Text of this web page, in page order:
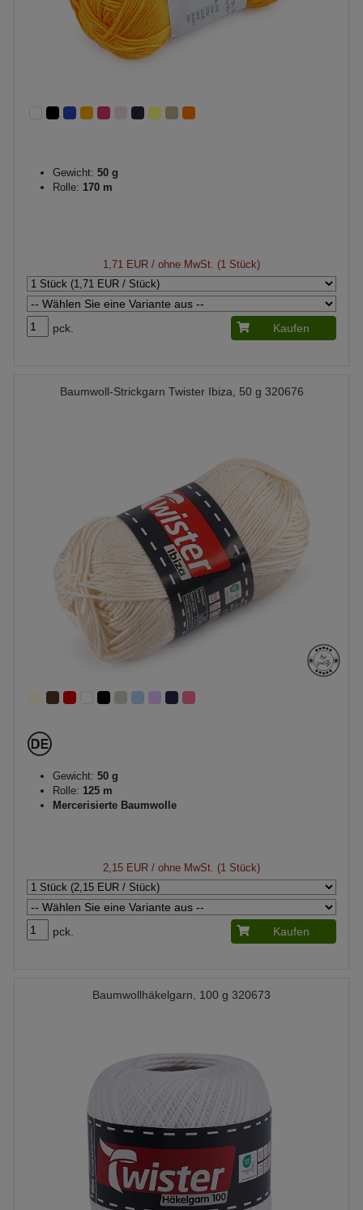
Gewicht: 50 g
Rolle: 170 m
1,71 EUR / ohne MwSt. (1 Stück)
pck. Kaufen
Baumwoll-Strickgarn Twister Ibiza, 50 g 320676
Gewicht: 50 g
Rolle: 125 m
Mercerisierte Baumwolle
2,15 EUR / ohne MwSt. (1 Stück)
pck. Kaufen
Baumwollhäkelgarn, 100 g 320673